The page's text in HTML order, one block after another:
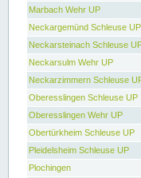
Marbach Wehr UP
Neckargemünd Schleuse UP
Neckarsteinach Schleuse
Neckarsulm Wehr UP
Neckarzimmern Schleuse
Oberesslingen Schleuse UP
Oberesslingen Wehr UP
Obertürkheim Schleuse UP
Pleidelsheim Schleuse UP
Plochingen